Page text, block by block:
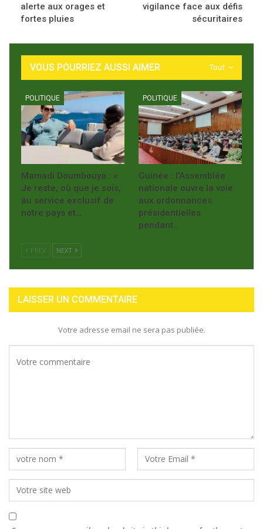
alerte aux orages et
fortes pluies
vigilance face aux défis
sécuritaires
Tout
VOUS POURRIEZ AUSSI AIMER
POLITIQUE
Mamadi Doumbouya : «
Je reste, où que je sois,
au service exclusif de
notre pays et…
POLITIQUE
Guinée : l’Assemblée
nationale ouvre la voie
aux ordonnances
présidentielles
pendant…
PREV NEXT
LAISSER UN COMMENTAIRE
Votre adresse email ne sera pas publiée.